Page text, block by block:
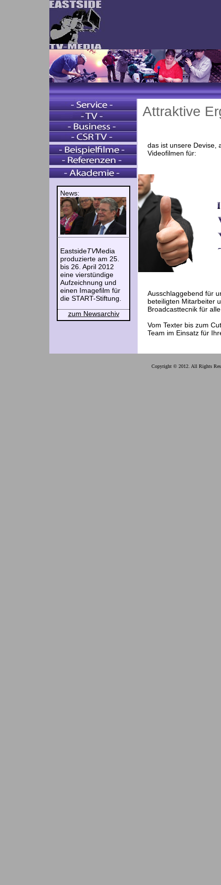
News:
EastsideTVMedia
produzierte am 25.
bis 26. April 2012
eine vierstündige
Aufzeichnung und
einen Imagefilm für
die START-Stiftung.
zum Newsarchiv
Attraktive
das ist unsere Devise,
Videofilmen für:
Ausschlaggebend für
beteiligten Mitarbeiter
Broadcasttecnik für
Vom Texter bis zum
Team im Einsatz für
Copyright © 2012. All Rights